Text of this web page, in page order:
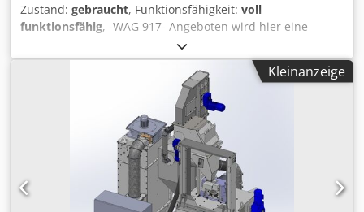
Zustand: gebraucht, Funktionsfähigkeit: voll
funktionsfähig, -WAG 917- Angeboten wird hier eine
Muldenbandstrahlanlage des Herstellers Wheelabrator
vom Typ T85. Die Anlage ist gebraucht und voll
funktionsfähig. Hersteller: Wheelabrator Typ: T85
Dsdpfxjzktvqj Ahkokr Anlagennummer: 6610246
Gesamtbreite: ca. 2300 mm Förderbandbreite: ca. 750 mm
Gesamthöhe: ca. 3250 mm Gesamttiefe: ca. 2100 mm
Baujahr: 1996 Die Anlage ist demontiert und kann nicht
vor Ort unter Strom getestet werden.
Kleinanzeige